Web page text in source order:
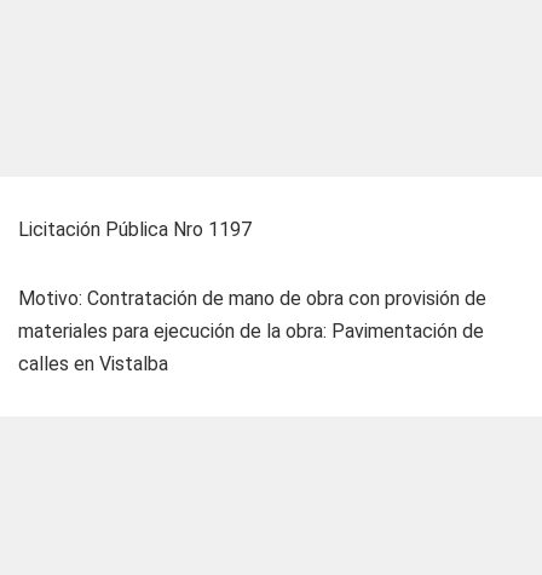
Licitación Pública Nro 1197
Motivo: Contratación de mano de obra con provisión de
materiales para ejecución de la obra: Pavimentación de
calles en Vistalba